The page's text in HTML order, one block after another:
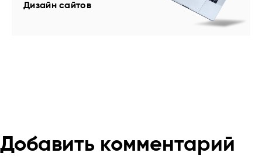
Дизайн сайтов
Добавить комментарий